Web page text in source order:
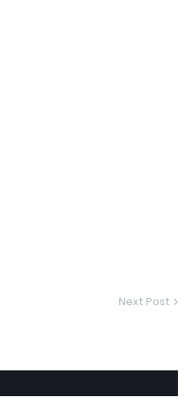
Next Post